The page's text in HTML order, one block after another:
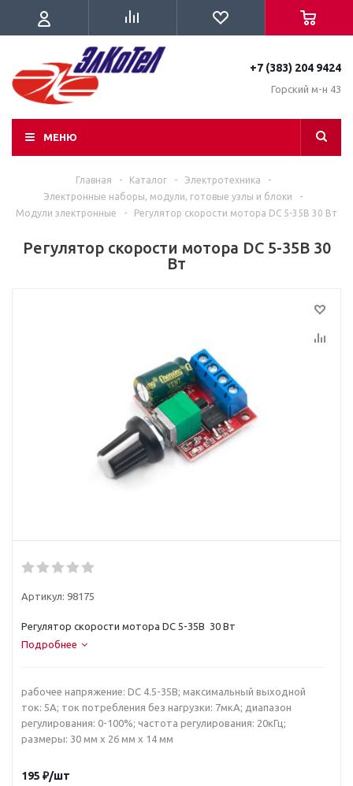
+7 (383) 204 9424
Горский м-н 43
МЕНЮ
Главная - Каталог - Электротехника
-
Электронные наборы, модули, готовые узлы и блоки
-
Модули электронные
- Регулятор скорости мотора DC 5-35В 30 Вт
Регулятор скорости мотора DC 5-35В 30
Вт
Артикул: 98175
Регулятор скорости мотора DC 5-35В 30 Вт
Подробнее
рабочее напряжение: DC 4.5-35В; максимальный выходной
ток: 5А; ток потребления без нагрузки: 7мкА; диапазон
регулирования: 0-100%; частота регулирования: 20кГц;
размеры: 30 мм x 26 мм x 14 мм
195 ₽/шт